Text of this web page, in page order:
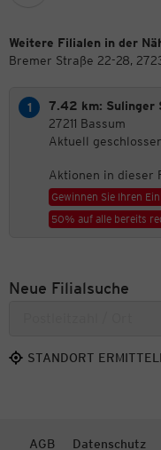
Weitere Filialen in der
Bremer Straße 22-28,
7.42 km: Sulinger
27211 Bassum
Aktuell
Aktionen in dieser
Gewinnen Sie Ihren
50% auf alle bereits
Neue Filialsuche
STANDORT
AGB Datenschutz